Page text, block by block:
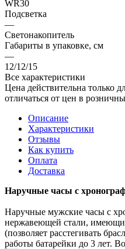
WR30
Подсветка
—
Светонакопитель
Габариты в упаковке, см
—
12/12/15
Все характеристики
Цена действительна только
отличаться от цен в
Описание
Характеристики
Отзывы
Как купить
Оплата
Доставка
Наручные часы с
Наручные мужские часы с
нержавеющей стали,
(позволяет расстегивать
работы батарейки до 3 лет.